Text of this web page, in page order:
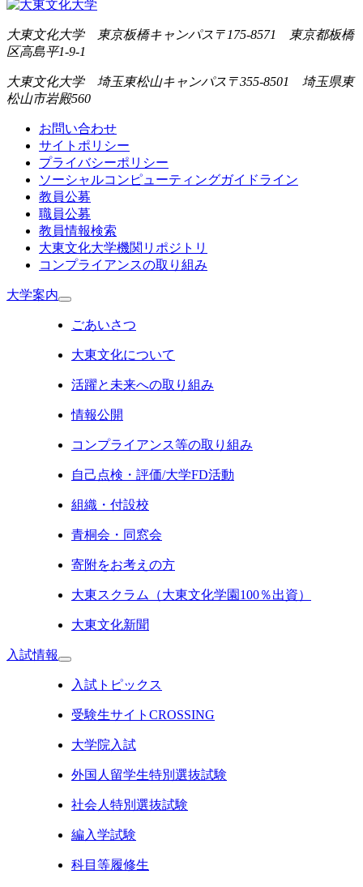
大東文化大学 東京板橋キャンパス 〒175-8571 東京都板橋
区高島平1-9-1
大東文化大学 埼玉東松山キャンパス 〒355-8501 埼玉県東
松山市岩殿560
お問い合わせ
サイトポリシー
プライバシーポリシー
ソーシャルコンピューティングガイドライン
教員公募
職員公募
教員情報検索
大東文化大学機関リポジトリ
コンプライアンスの取り組み
大学案内
ごあいさつ
大東文化について
活躍と未来への取り組み
情報公開
コンプライアンス等の取り組み
自己点検・評価/大学FD活動
組織・付設校
青桐会・同窓会
寄附をお考えの方
大東スクラム（大東文化学園100％出資）
大東文化新聞
入試情報
入試トピックス
受験生サイトCROSSING
大学院入試
外国人留学生特別選抜試験
社会人特別選抜試験
編入学試験
科目等履修生